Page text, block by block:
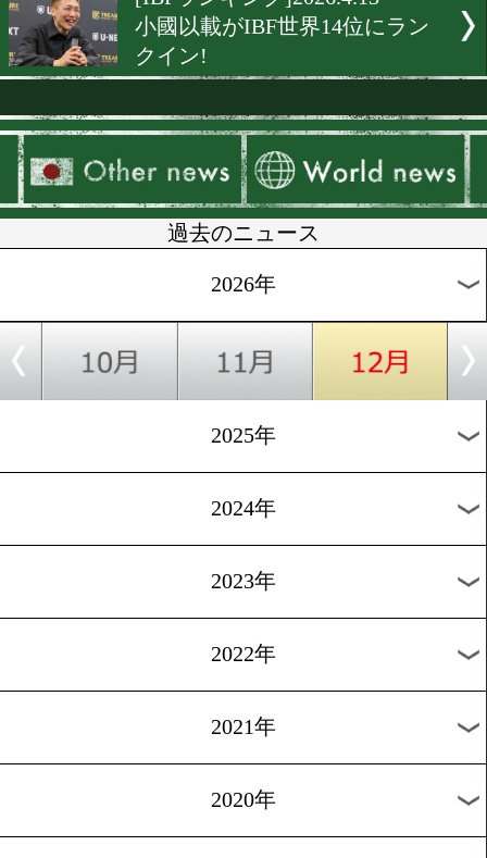
WBCスーパーバンタム級1
中谷潤人のまま
[WBOランキング]2026.5.4
WBO6位に小國以載がラン
ン!
[WBAランキング]2026.5.1
小國以載がWBA世界11位
クイン
3人の日本チャンピオンが
[IBFランキング]2026.4.13
クイン!
2026年